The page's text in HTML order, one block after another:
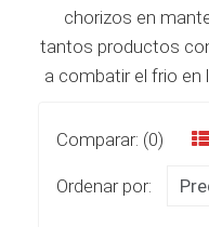
chorizos en
tantos productos
a combatir el frio en
Comparar: (0)
Ordenar por: